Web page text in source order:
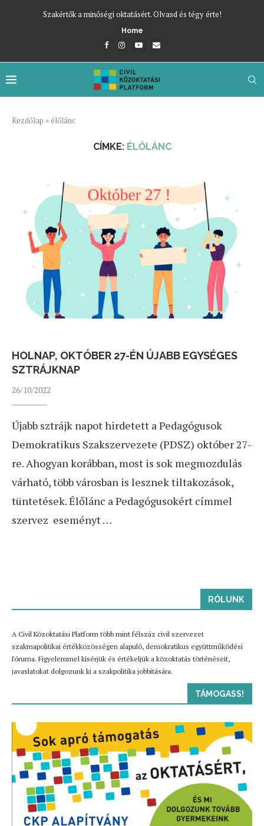
Szakértők a minőségi oktatásért. Olvasd és tégy érte!
Home
Kezdőlap » élőlánc
CÍMKE: ÉLŐLÁNC
HOLNAP, OKTÓBER 27-ÉN ÚJABB EGYSÉGES
SZTRÁJKNAP
26/10/2022
Újabb sztrájk napot hirdetett a Pedagógusok
Demokratikus Szakszervezete (PDSZ) október 27-
re. Ahogyan korábban, most is sok megmozdulás
várható, több városban is lesznek tiltakozások,
tüntetések. Élőlánc a Pedagógusokért címmel
szervez eseményt …
RÓLUNK
A Civil Közoktatási Platform több mint félszáz civil szervezet
szakmapolitikai értékközösségen alapuló, demokratikus együttműködési
fóruma. Figyelemmel kísérjük és értékeljük a közoktatás történéseit,
javaslatokat dolgozunk ki a szakpolitika jobbítására.
TÁMOGASS!